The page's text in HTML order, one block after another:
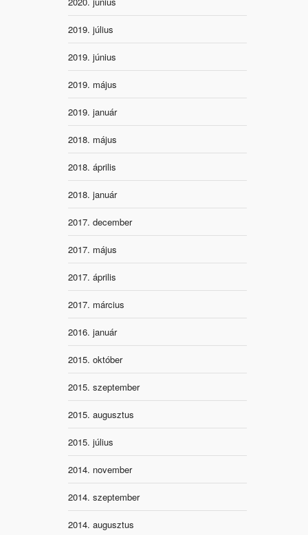
2019. július
2019. június
2019. május
2019. január
2018. május
2018. április
2018. január
2017. december
2017. május
2017. április
2017. március
2016. január
2015. október
2015. szeptember
2015. augusztus
2015. július
2014. november
2014. szeptember
2014. augusztus